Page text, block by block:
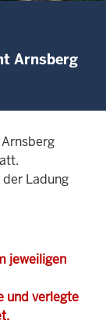
Arnsberg
Ladung
jeweiligen
und verlegte